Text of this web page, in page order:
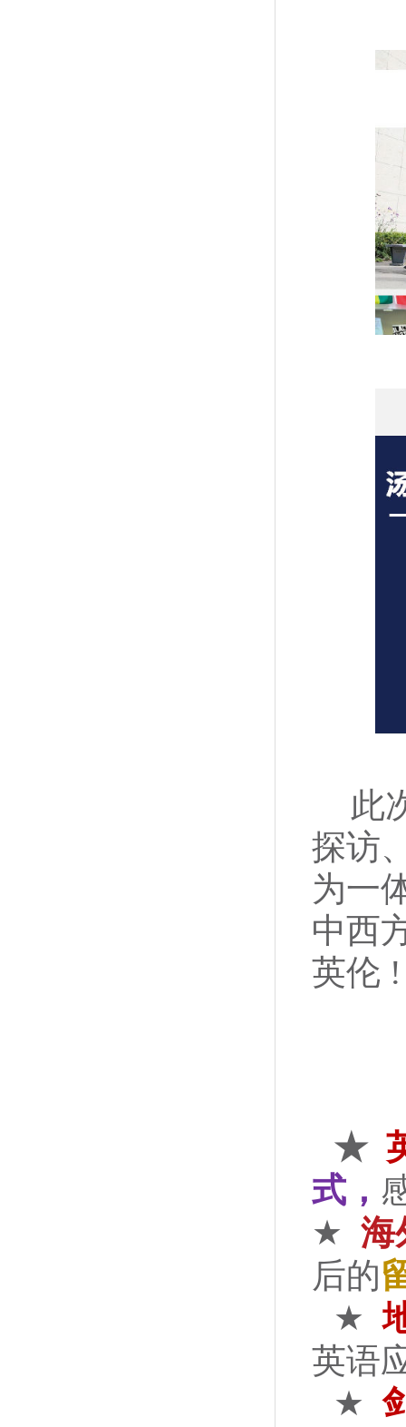
此
探访
为一
中西
英伦 !
★
式，
★ 海
后的
★
英语
★